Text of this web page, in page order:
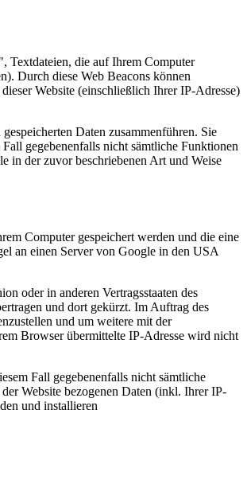
Textdateien, die auf Ihrem Computer
Durch diese Web Beacons können
Website (einschließlich Ihrer IP-Adresse)
Daten zusammenführen. Sie
gegebenenfalls nicht sämtliche Funktionen
in der zuvor beschriebenen Art und Weise
Computer gespeichert werden und die eine
an einen Server von Google in den USA
oder in anderen Vertragsstaaten des
und dort gekürzt. Im Auftrag des
und um weitere mit der
Browser übermittelte IP-Adresse wird nicht
Fall gegebenenfalls nicht sämtliche
Website bezogenen Daten (inkl. Ihrer IP-
und installieren